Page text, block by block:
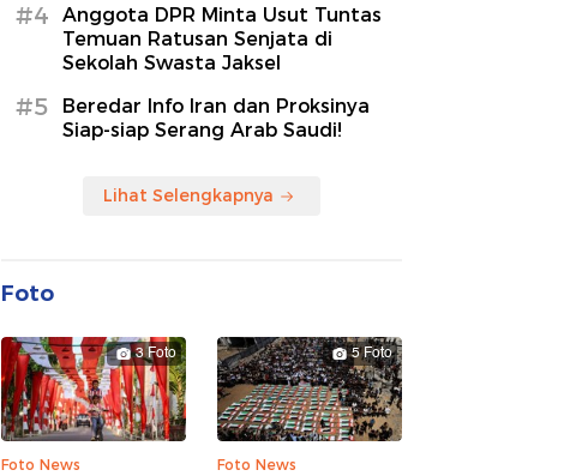
#4
Anggota DPR Minta Usut Tuntas
Temuan Ratusan Senjata di
Sekolah Swasta Jaksel
#5
Beredar Info Iran dan Proksinya
Siap-siap Serang Arab Saudi!
Lihat Selengkapnya
Foto
3 Foto
Foto News
5 Foto
Foto News